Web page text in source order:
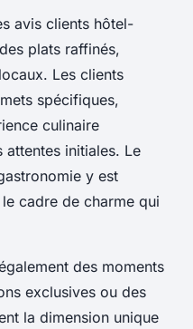
avis clients hôtel-
plats raffinés,
Les clients
spécifiques,
culinaire
attentes initiales. Le
y est
cadre de charme qui
des moments
exclusives ou des
la dimension unique